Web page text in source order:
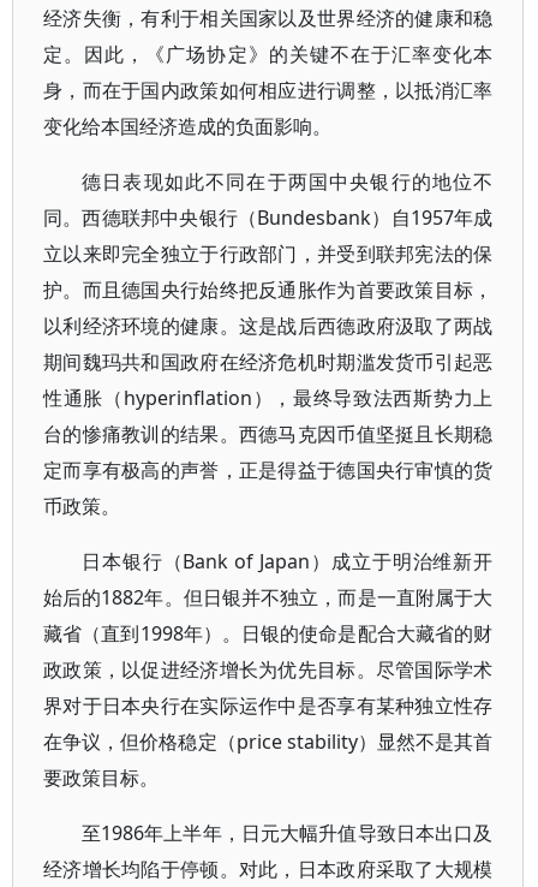
经济失衡，有利于相关国家以及世界经济的健康和稳
定。因此，《广场协定》的关键不在于汇率变化本
身，而在于国内政策如何相应进行调整，以抵消汇率
变化给本国经济造成的负面影响。
德日表现如此不同在于两国中央银行的地位不
同。西德联邦中央银行（Bundesbank）自1957年成
立以来即完全独立于行政部门，并受到联邦宪法的保
护。而且德国央行始终把反通胀作为首要政策目标，
以利经济环境的健康。这是战后西德政府汲取了两战
期间魏玛共和国政府在经济危机时期滥发货币引起恶
性通胀（hyperinflation），最终导致法西斯势力上
台的惨痛教训的结果。西德马克因币值坚挺且长期稳
定而享有极高的声誉，正是得益于德国央行审慎的货
币政策。
日本银行（Bank of Japan）成立于明治维新开
始后的1882年。但日银并不独立，而是一直附属于大
藏省（直到1998年）。日银的使命是配合大藏省的财
政政策，以促进经济增长为优先目标。尽管国际学术
界对于日本央行在实际运作中是否享有某种独立性存
在争议，但价格稳定（price stability）显然不是其首
要政策目标。
至1986年上半年，日元大幅升值导致日本出口及
经济增长均陷于停顿。对此，日本政府采取了大规模